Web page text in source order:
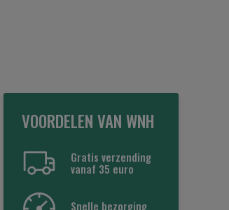
VOORDELEN VAN WNH
Gratis verzending
vanaf 35 euro
Snelle bezorging